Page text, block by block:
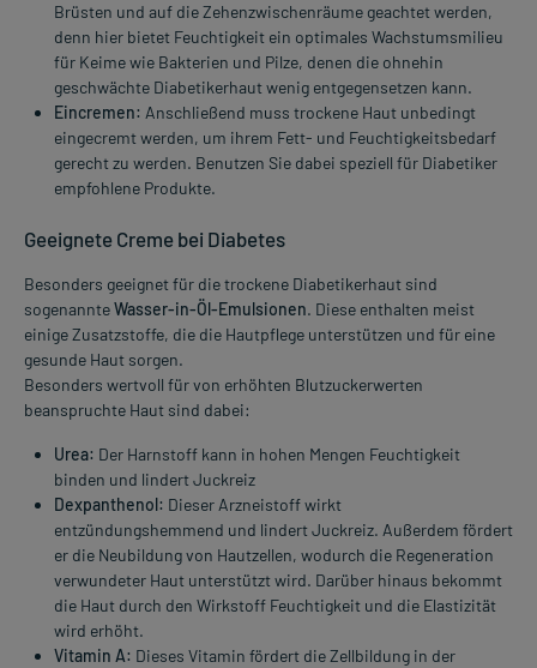
Brüsten und auf die Zehenzwischenräume geachtet werden,
denn hier bietet Feuchtigkeit ein optimales Wachstumsmilieu
für Keime wie Bakterien und Pilze, denen die ohnehin
geschwächte Diabetikerhaut wenig entgegensetzen kann.
Eincremen: Anschließend muss trockene Haut unbedingt
eingecremt werden, um ihrem Fett- und Feuchtigkeitsbedarf
gerecht zu werden. Benutzen Sie dabei speziell für Diabetiker
empfohlene Produkte.
Geeignete Creme bei Diabetes
Besonders geeignet für die trockene Diabetikerhaut sind
sogenannteWasser-in-Öl-Emulsionen. Diese enthalten meist
einige Zusatzstoffe, die die Hautpflege unterstützen und für eine
gesunde Haut sorgen.
Besonders wertvoll für von erhöhten Blutzuckerwerten
beanspruchte Haut sind dabei:
Urea: Der Harnstoff kann in hohen Mengen Feuchtigkeit
binden und lindert Juckreiz
Dexpanthenol: Dieser Arzneistoff wirkt
entzündungshemmend und lindert Juckreiz. Außerdem fördert
er die Neubildung von Hautzellen, wodurch die Regeneration
verwundeter Haut unterstützt wird. Darüber hinaus bekommt
die Haut durch den Wirkstoff Feuchtigkeit und die Elastizität
wird erhöht.
Vitamin A: Dieses Vitamin fördert die Zellbildung in der